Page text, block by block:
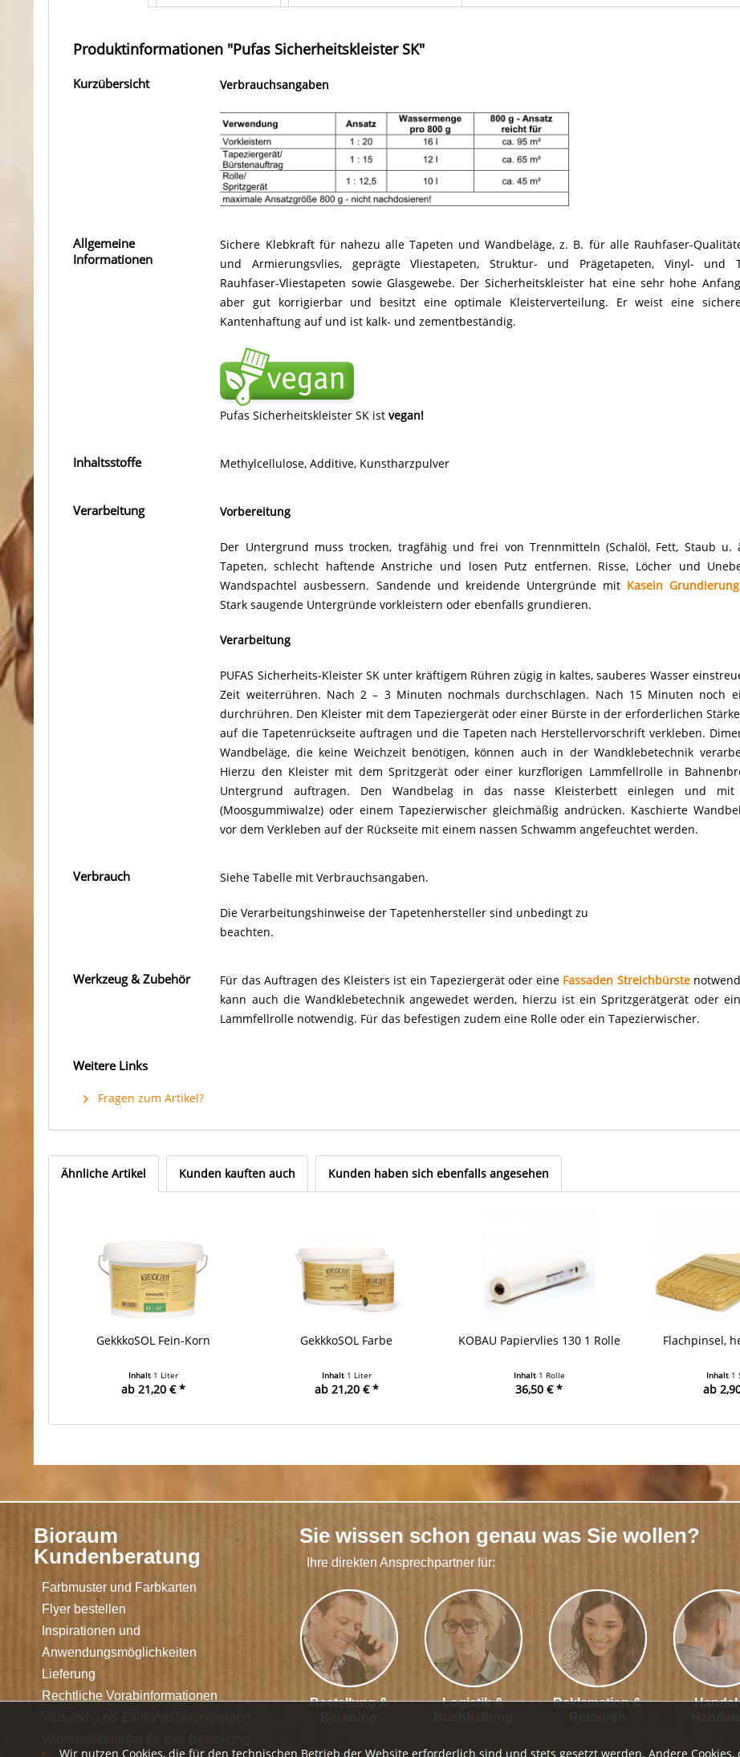
Produktinformationen "Pufas Sicherheitskleister SK"
Kurzübersicht Verbrauchsangaben
Allgemeine
Informationen
Sichere Klebkraft für nahezu alle Tapeten und Wandbeläge, z. B. für alle Rauhfaser-
und Armierungsvlies, geprägte Vliestapeten, Struktur- und Prägetapeten, Vinyl- und
Rauhfaser-Vliestapeten sowie Glasgewebe. Der Sicherheitskleister hat eine sehr hohe
aber gut korrigierbar und besitzt eine optimale Kleisterverteilung. Er weist eine
Kantenhaftung auf und ist kalk- und zementbeständig.
Pufas Sicherheitskleister SK istvegan!
Inhaltsstoffe Methylcellulose, Additive, Kunstharzpulver
Verarbeitung Vorbereitung
Der Untergrund muss trocken, tragfähig und frei von Trennmitteln (Schalöl, Fett, Staub u.
Tapeten, schlecht haftende Anstriche und losen Putz entfernen. Risse, Löcher und
Wandspachtel ausbessern. Sandende und kreidende Untergründe mit Kasein Grundierung
Stark saugende Untergründe vorkleistern oder ebenfalls grundieren.
Verarbeitung
PUFAS Sicherheits-Kleister SK unter kräftigem Rühren zügig in kaltes, sauberes Wasser
Zeit weiterrühren. Nach 2 – 3 Minuten nochmals durchschlagen. Nach 15 Minuten noch
durchrühren. Den Kleister mit dem Tapeziergerät oder einer Bürste in der erforderlichen
auf die Tapetenrückseite auftragen und die Tapeten nach Herstellervorschrift verkleben.
Wandbeläge, die keine Weichzeit benötigen, können auch in der Wandklebetechnik
Hierzu den Kleister mit dem Spritzgerät oder einer kurzflorigen Lammfellrolle in
Untergrund auftragen. Den Wandbelag in das nasse Kleisterbett einlegen und
(Moosgummiwalze) oder einem Tapezierwischer gleichmäßig andrücken. Kaschierte
vor dem Verkleben auf der Rückseite mit einem nassen Schwamm angefeuchtet werden.
Verbrauch Siehe Tabelle mit Verbrauchsangaben.
Die Verarbeitungshinweise der Tapetenhersteller sind unbedingt zu
beachten.
Werkzeug & Zubehör Für das Auftragen des Kleisters ist ein Tapeziergerät oder eine Fassaden Streichbürste
kann auch die Wandklebetechnik angewedet werden, hierzu ist ein Spritzgerätgerät oder
Lammfellrolle notwendig. Für das befestigen zudem eine Rolle oder ein Tapezierwischer.
Weitere Links
Fragen zum Artikel?
Ähnliche Artikel Kunden kauften auch Kunden haben sich ebenfalls angesehen
GekkkoSOL Fein-Korn
Inhalt 1 Liter
ab 21,20 € *
GekkkoSOL Farbe
Inhalt 1 Liter
ab 21,20 € *
KOBAU Papiervlies 130 1 Rolle
Inhalt 1 Rolle
36,50 € *
Flachpinsel,
Inhalt 1
ab
Bioraum
Kundenberatung
Farbmuster und Farbkarten
Flyer bestellen
Inspirationen und
Anwendungsmöglichkeiten
Lieferung
Rechtliche Vorabinformationen
Sie wissen schon genau was Sie wollen?
Ihre direkten Ansprechpartner für:
Bestellung &
Logistik &
Reklamation &
Handel
Wir nutzen Cookies, die für den technischen Betrieb der Website erforderlich sind und stets gesetzt werden. Andere Cookies,